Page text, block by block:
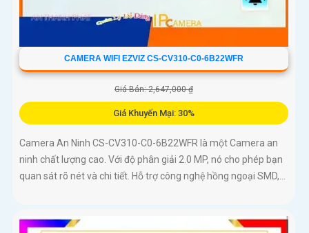
CAMERA WIFI EZVIZ CS-CV310-C0-6B22WFR
Giá Bán: 2,647,000 ₫
Giá Khuyến Mại: 30%
Camera An Ninh CS-CV310-C0-6B22WFR là một Camera an
ninh chất lượng cao. Với độ phân giải 2.0 MP, nó cho phép bạn
quan sát rõ nét và chi tiết. Hỗ trợ công nghệ hồng ngoại SMD,...